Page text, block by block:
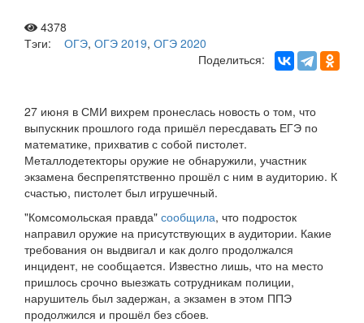
4378
Тэги:
ОГЭ, ОГЭ 2019, ОГЭ 2020
Поделиться:
27 июня в СМИ вихрем пронеслась новость о том, что
выпускник прошлого года пришёл пересдавать ЕГЭ по
математике, прихватив с собой пистолет.
Металлодетекторы оружие не обнаружили, участник
экзамена беспрепятственно прошёл с ним в аудиторию. К
счастью, пистолет был игрушечный.
"Комсомольская правда" сообщила, что подросток
направил оружие на присутствующих в аудитории. Какие
требования он выдвигал и как долго продолжался
инцидент, не сообщается. Известно лишь, что на место
пришлось срочно выезжать сотрудникам полиции,
нарушитель был задержан, а экзамен в этом ППЭ
продолжился и прошёл без сбоев.